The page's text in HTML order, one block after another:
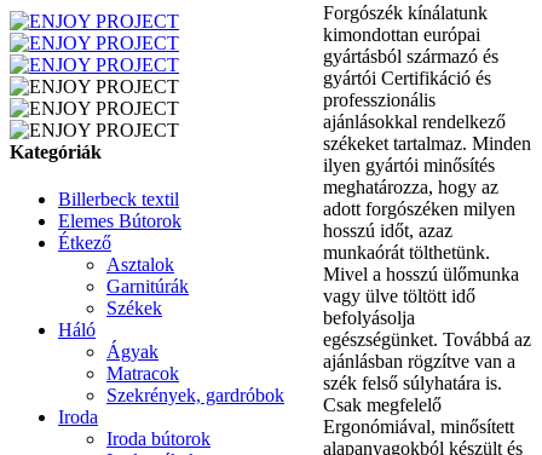
Forgószék kínálatunk
kimondottan európai
gyártásból származó és
gyártói Certifikáció és
professzionális
ajánlásokkal rendelkező
székeket tartalmaz. Minden
ilyen gyártói minősítés
meghatározza, hogy az
adott forgószéken milyen
hosszú időt, azaz
munkaórát tölthetünk.
Mivel a hosszú ülőmunka
vagy ülve töltött idő
befolyásolja
egészségünket. Továbbá az
ajánlásban rögzítve van a
szék felső súlyhatára is.
Csak megfelelő
Ergonómiával, minősített
alapanyagokból készült és
Kategóriák
Billerbeck textil
Elemes Bútorok
Étkező
Asztalok
Garnitúrák
Székek
Háló
Ágyak
Matracok
Szekrények, gardróbok
Iroda
Iroda bútorok